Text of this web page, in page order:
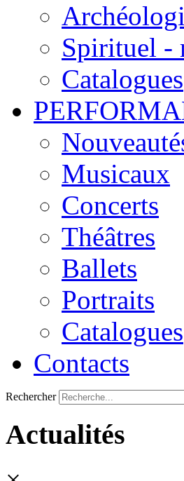
Spirituel -
Catalogues
Musicaux
Concerts
Théâtres
Ballets
Portraits
Catalogues
Contacts
Rechercher
Actualités